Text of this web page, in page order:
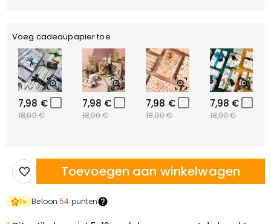
Voeg cadeaupapier toe
7,98 €
18,00 €
7,98 €
18,00 €
7,98 €
18,00 €
7,98 €
18,00 €
Toevoegen aan winkelwagen
1× Beloon54 punten